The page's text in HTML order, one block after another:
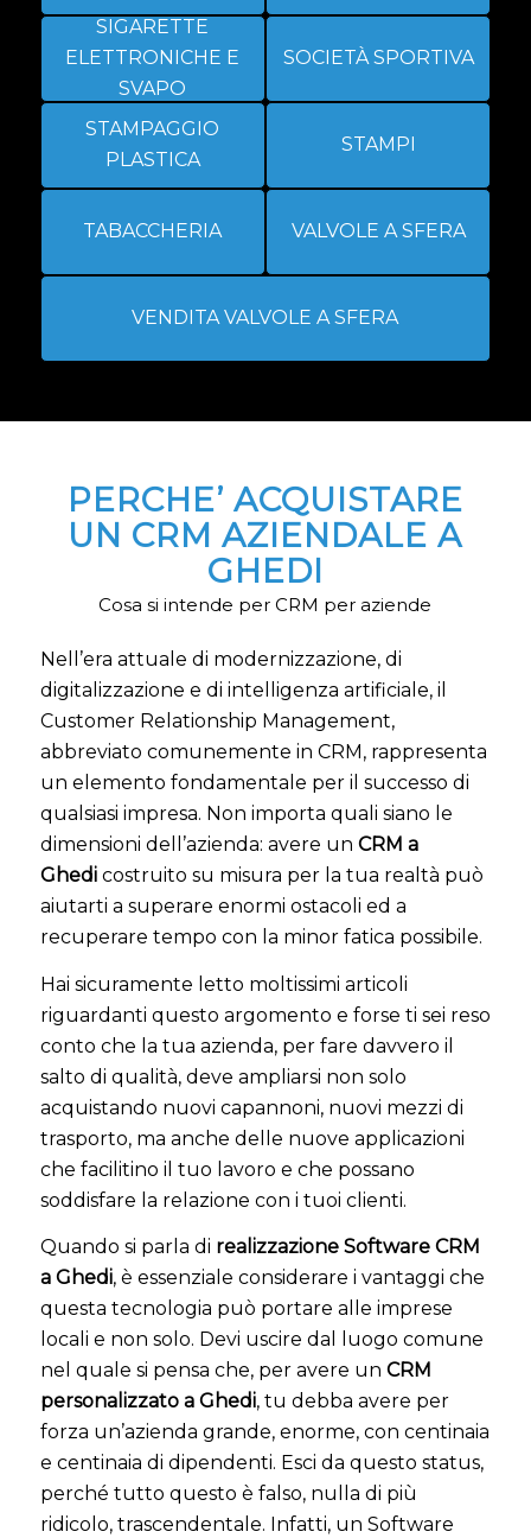
SIGARETTE
ELETTRONICHE E
SVAPO
SOCIETÀ SPORTIVA
STAMPAGGIO
PLASTICA
STAMPI
TABACCHERIA VALVOLE A SFERA
VENDITA VALVOLE A SFERA
PERCHE’ ACQUISTARE
UN CRM AZIENDALE A
GHEDI
Cosa si intende per CRM per aziende
Nell’era attuale di modernizzazione, di
digitalizzazione e di intelligenza artificiale, il
Customer Relationship Management,
abbreviato comunemente in CRM, rappresenta
un elemento fondamentale per il successo di
qualsiasi impresa. Non importa quali siano le
dimensioni dell’azienda: avere un CRM a
Ghedicostruito su misura per la tua realtà può
aiutarti a superare enormi ostacoli ed a
recuperare tempo con la minor fatica possibile.
Hai sicuramente letto moltissimi articoli
riguardanti questo argomento e forse ti sei reso
conto che la tua azienda, per fare davvero il
salto di qualità, deve ampliarsi non solo
acquistando nuovi capannoni, nuovi mezzi di
trasporto, ma anche delle nuove applicazioni
che facilitino il tuo lavoro e che possano
soddisfare la relazione con i tuoi clienti.
Quando si parla di realizzazione Software CRM
a Ghedi, è essenziale considerare i vantaggi che
questa tecnologia può portare alle imprese
locali e non solo. Devi uscire dal luogo comune
nel quale si pensa che, per avere un CRM
personalizzato a Ghedi, tu debba avere per
forza un’azienda grande, enorme, con centinaia
e centinaia di dipendenti. Esci da questo status,
perché tutto questo è falso, nulla di più
ridicolo, trascendentale. Infatti, un Software